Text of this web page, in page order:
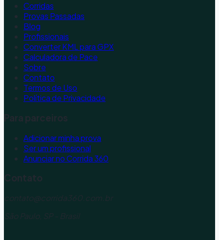
Corridas
Provas Passadas
Blog
Profissionais
Converter KML para GPX
Calculadora de Pace
Sobre
Contato
Termos de Uso
Política de Privacidade
Para parceiros
Adicionar minha prova
Ser um profissional
Anunciar no Corrida 360
Contato
contato@corrida360.com.br
São Paulo, SP - Brasil